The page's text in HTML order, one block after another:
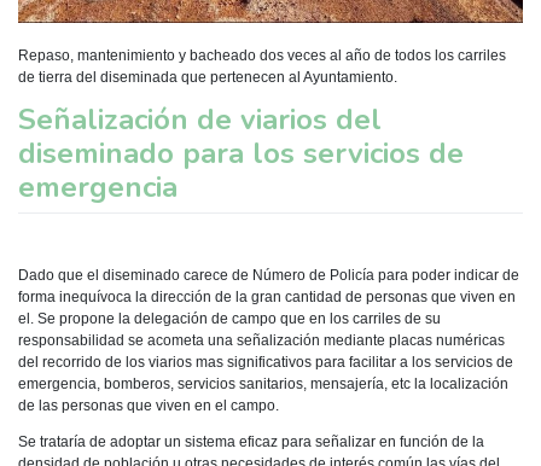
Repaso, mantenimiento y bacheado dos veces al año de todos los carriles
de tierra del diseminada que pertenecen al Ayuntamiento.
Señalización de viarios del
diseminado para los servicios de
emergencia
Dado que el diseminado carece de Número de Policía para poder indicar de
forma inequívoca la dirección de la gran cantidad de personas que viven en
el. Se propone la delegación de campo que en los carriles de su
responsabilidad se acometa una señalización mediante placas numéricas
del recorrido de los viarios mas significativos para facilitar a los servicios de
emergencia, bomberos, servicios sanitarios, mensajería, etc la localización
de las personas que viven en el campo.
Se trataría de adoptar un sistema eficaz para señalizar en función de la